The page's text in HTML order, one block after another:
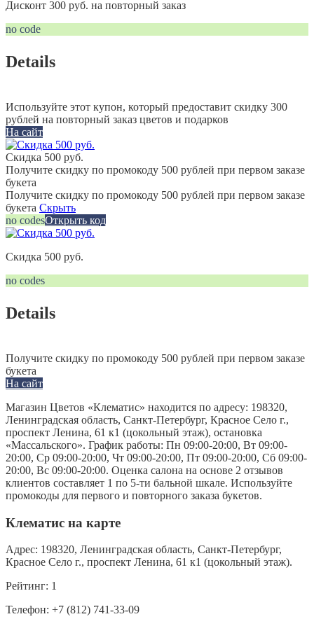
Дисконт 300 руб. на повторный заказ
no code
Details
Используйте этот купон, который предоставит скидку 300
рублей на повторный заказ цветов и подарков
На сайт
Скидка 500 руб.
Получите скидку по промокоду 500 рублей при первом заказе
букета
Получите скидку по промокоду 500 рублей при первом заказе
букета Скрыть
no codesОткрыть код
Скидка 500 руб.
no codes
Details
Получите скидку по промокоду 500 рублей при первом заказе
букета
На сайт
Магазин Цветов «Клематис» находится по адресу: 198320,
Ленинградская область, Санкт-Петербург, Красное Село г.,
проспект Ленина, 61 к1 (цокольный этаж), остановка
«Массальского». График работы: Пн 09:00-20:00, Вт 09:00-
20:00, Ср 09:00-20:00, Чт 09:00-20:00, Пт 09:00-20:00, Сб 09:00-
20:00, Вс 09:00-20:00. Оценка салона на основе 2 отзывов
клиентов составляет 1 по 5-ти бальной шкале. Используйте
промокоды для первого и повторного заказа букетов.
Клематис на карте
Адрес: 198320, Ленинградская область, Санкт-Петербург,
Красное Село г., проспект Ленина, 61 к1 (цокольный этаж).
Рейтинг: 1
Телефон: +7 (812) 741-33-09